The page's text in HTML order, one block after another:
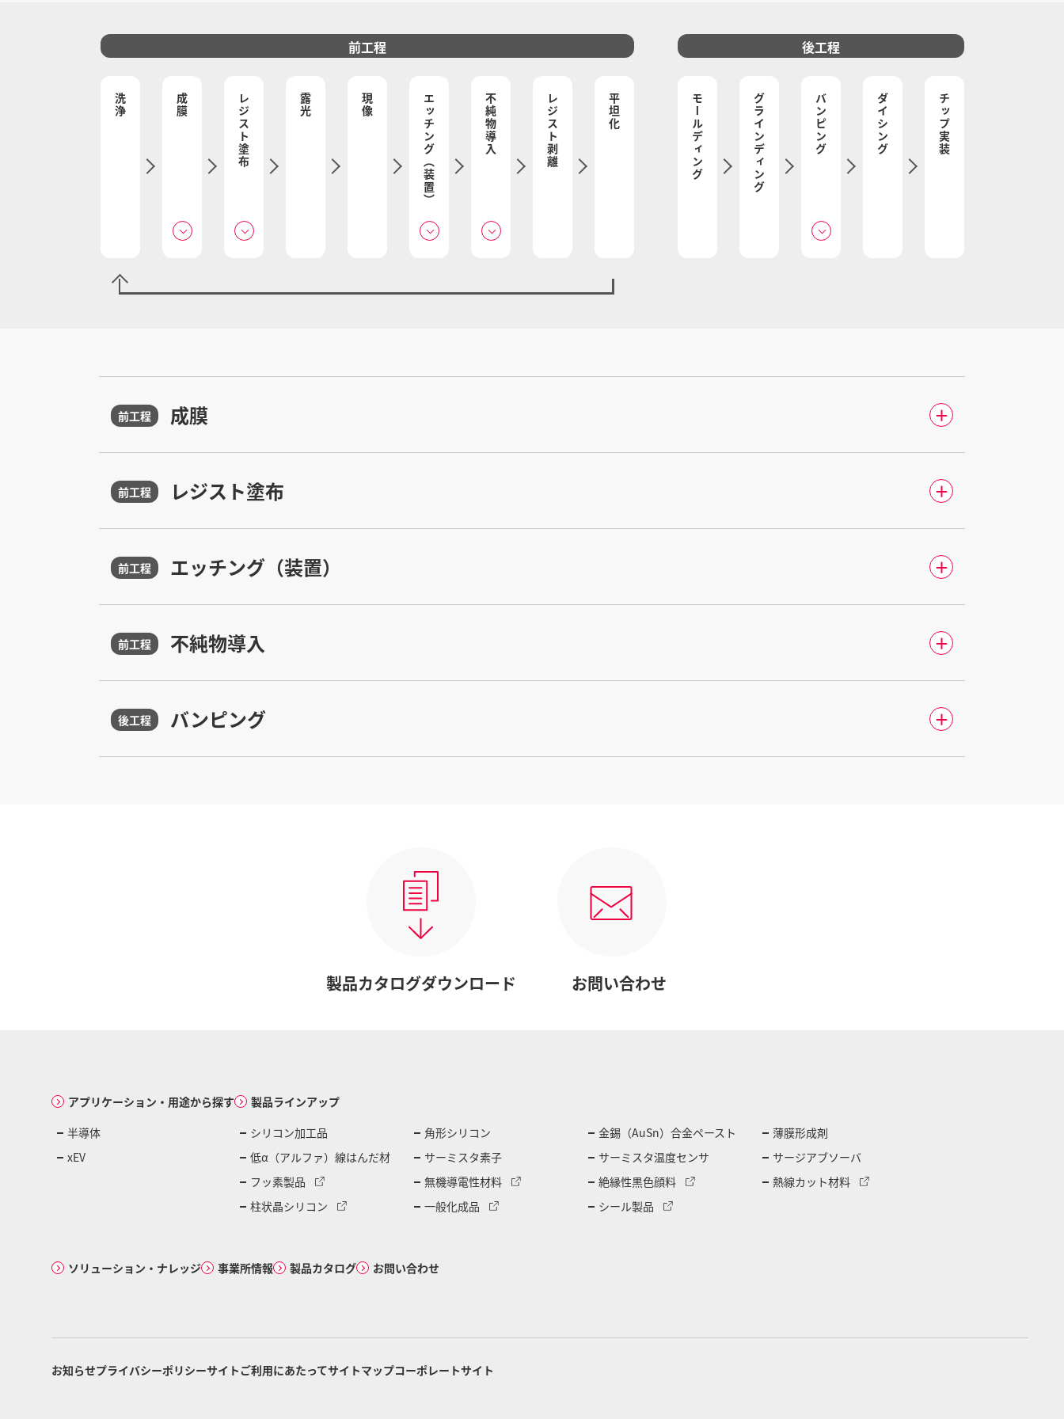
前工程
洗浄 成膜 レジスト塗布 露光 現像 エッチング（装置） 不純物導入 レジスト剥離 平坦化
後工程
モールディング グラインディング バンピング ダイシング チップ実装
前工程 成膜
前工程 レジスト塗布
前工程 エッチング（装置）
前工程 不純物導入
後工程 バンピング
製品カタログダウンロード お問い合わせ
アプリケーション・用途から探す
半導体
xEV
製品ラインアップ
シリコン加工品
角形シリコン 金錫（AuSn）合金ペースト
薄膜形成剤
低α（アルファ）線はんだ材
サーミスタ素子 サーミスタ温度センサ
サージアブソーバ
フッ素製品
無機導電性材料 絶縁性黒色顔料
熱線カット材料
柱状晶シリコン
一般化成品 シール製品
ソリューション・ナレッジ 事業所情報 製品カタログ お問い合わせ
お知らせプライバシーポリシーサイトご利用にあたってサイトマップコーポレートサイト